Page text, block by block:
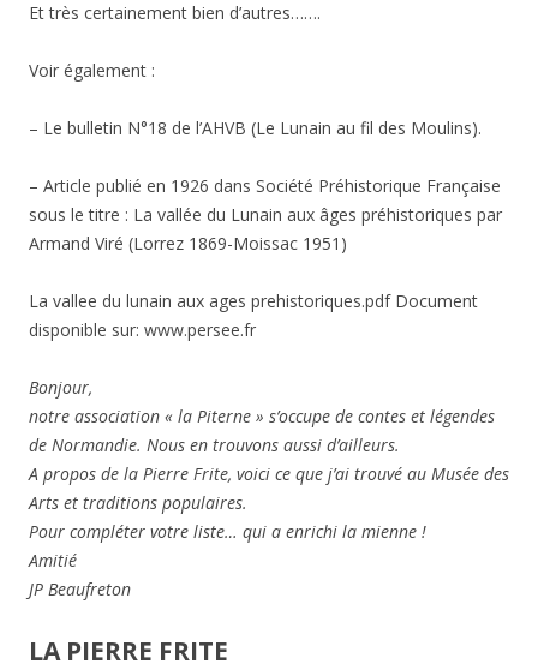
Et très certainement bien d’autres…….
Voir également :
– Le bulletin N°18 de l’AHVB (Le Lunain au fil des Moulins).
– Article publié en 1926 dans Société Préhistorique Française
sous le titre : La vallée du Lunain aux âges préhistoriques par
Armand Viré (Lorrez 1869-Moissac 1951)
La vallee du lunain aux ages prehistoriques.pdf Document
disponible sur: www.persee.fr
Bonjour,
notre association « la Piterne » s’occupe de contes et légendes
de Normandie. Nous en trouvons aussi d’ailleurs.
A propos de la Pierre Frite, voici ce que j’ai trouvé au Musée des
Arts et traditions populaires.
Pour compléter votre liste… qui a enrichi la mienne !
Amitié
JP Beaufreton
LA PIERRE FRITE